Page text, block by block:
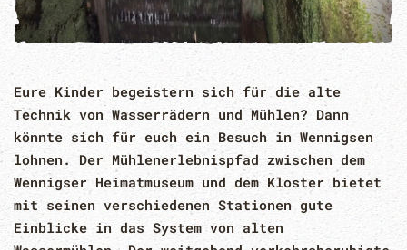
Eure Kinder begeistern sich für die alte
Technik von Wasserrädern und Mühlen? Dann
könnte sich für euch ein Besuch in Wennigsen
lohnen. Der Mühlenerlebnispfad zwischen dem
Wennigser Heimatmuseum und dem Kloster bietet
mit seinen verschiedenen Stationen gute
Einblicke in das System von alten